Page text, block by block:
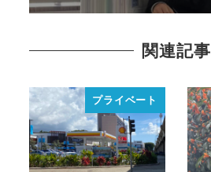
関連記事
プライベート